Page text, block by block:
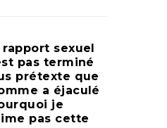
rapport sexuel
pas terminé
prétexte que
a éjaculé
je
pas cette